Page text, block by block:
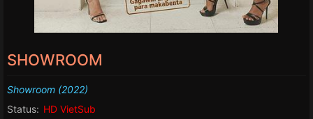
SHOWROOM
Showroom (2022)
Status: HD VietSub